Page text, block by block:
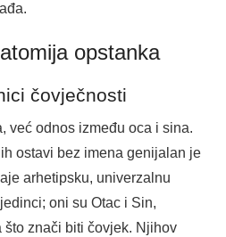
opstanka
čovječnosti
već odnos između oca i sina.
ostavi bez imena genijalan je
arhetipsku, univerzalnu
oni su Otac i Sin,
znači biti čovjek. Njihov